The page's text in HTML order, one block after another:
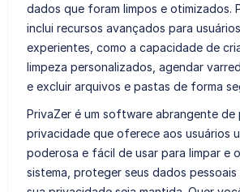
dados que foram limpos e otimizados.
inclui recursos avançados para
experientes, como a capacidade de
limpeza personalizados, agendar
e excluir arquivos e pastas de forma
PrivaZer é um software abrangente
privacidade que oferece aos usuários
poderosa e fácil de usar para limpar e
sistema, proteger seus dados